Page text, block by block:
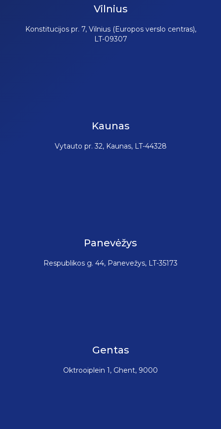
Vilnius
Konstitucijos pr. 7, Vilnius (Europos verslo centras),
LT-09307
Kaunas
Vytauto pr. 32, Kaunas, LT-44328
Panevėžys
Respublikos g. 44, Panevežys, LT-35173
Gentas
Oktrooiplein 1, Ghent, 9000